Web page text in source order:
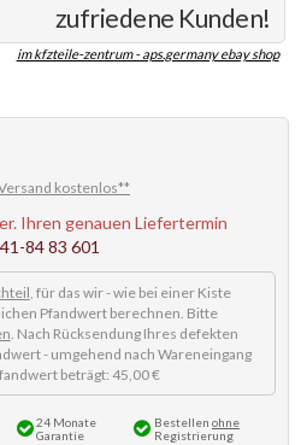
zufriedene Kunden!
im kfzteile-zentrum - aps.germany ebay shop
kostenlos**
Ihren genauen Liefertermin
84 83 601
, für das wir - wie bei einer Kiste
Pfandwert berechnen. Bitte
. Nach Rücksendung Ihres defekten
- umgehend nach Wareneingang
beträgt: 45,00 €
24 Monate
Garantie
Bestellen ohne
Registrierung